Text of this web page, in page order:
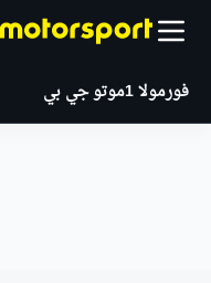
فورمولا 1 موتو جي بي